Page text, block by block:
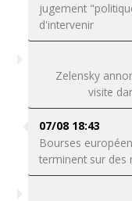
jugement
d'intervenir
Zelensky
visite
07/08 18:43
Bourses
terminent sur des